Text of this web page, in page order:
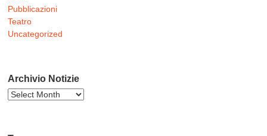
Pubblicazioni
Teatro
Uncategorized
Archivio Notizie
Archivio